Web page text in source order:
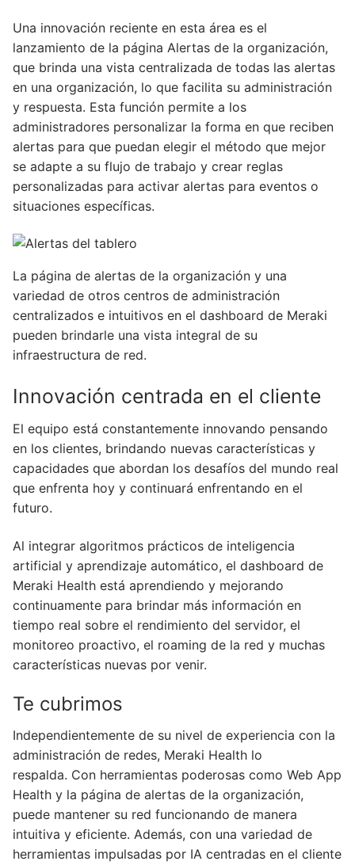
Una innovación reciente en esta área es el
lanzamiento de la página Alertas de la organización,
que brinda una vista centralizada de todas las alertas
en una organización, lo que facilita su administración
y respuesta. Esta función permite a los
administradores personalizar la forma en que reciben
alertas para que puedan elegir el método que mejor
se adapte a su flujo de trabajo y crear reglas
personalizadas para activar alertas para eventos o
situaciones específicas.
La página de alertas de la organización y una
variedad de otros centros de administración
centralizados e intuitivos en el dashboard de Meraki
pueden brindarle una vista integral de su
infraestructura de red.
Innovación centrada en el cliente
El equipo está constantemente innovando pensando
en los clientes, brindando nuevas características y
capacidades que abordan los desafíos del mundo real
que enfrenta hoy y continuará enfrentando en el
futuro.
Al integrar algoritmos prácticos de inteligencia
artificial y aprendizaje automático, el dashboard de
Meraki Health está aprendiendo y mejorando
continuamente para brindar más información en
tiempo real sobre el rendimiento del servidor, el
monitoreo proactivo, el roaming de la red y muchas
características nuevas por venir.
Te cubrimos
Independientemente de su nivel de experiencia con la
administración de redes, Meraki Health lo
respalda. Con herramientas poderosas como Web App
Health y la página de alertas de la organización,
puede mantener su red funcionando de manera
intuitiva y eficiente. Además, con una variedad de
herramientas impulsadas por IA centradas en el cliente